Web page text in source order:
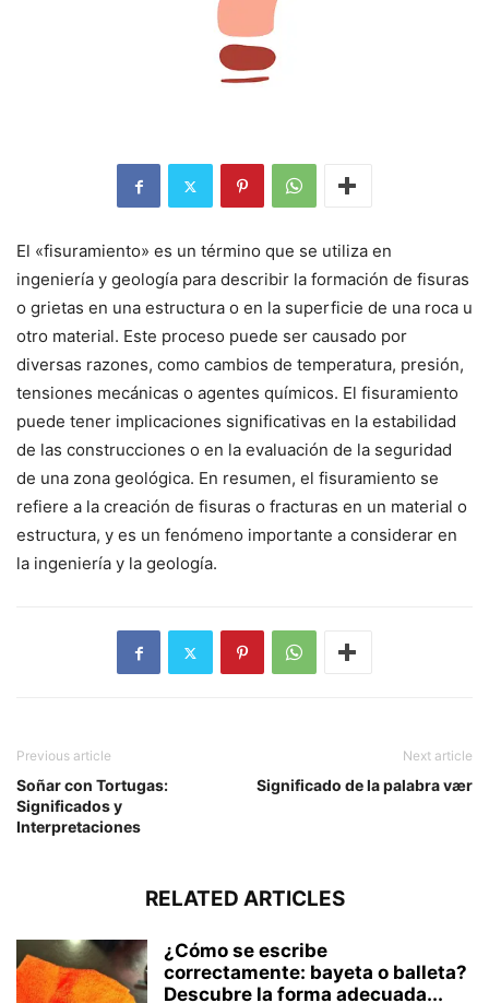
El «fisuramiento» es un término que se utiliza en
ingeniería y geología para describir la formación de fisuras
o grietas en una estructura o en la superficie de una roca u
otro material. Este proceso puede ser causado por
diversas razones, como cambios de temperatura, presión,
tensiones mecánicas o agentes químicos. El fisuramiento
puede tener implicaciones significativas en la estabilidad
de las construcciones o en la evaluación de la seguridad
de una zona geológica. En resumen, el fisuramiento se
refiere a la creación de fisuras o fracturas en un material o
estructura, y es un fenómeno importante a considerar en
la ingeniería y la geología.
Previous article
Soñar con Tortugas:
Significados y
Interpretaciones
Next article
Significado de la palabra vær
RELATED ARTICLES
¿Cómo se escribe
correctamente: bayeta o balleta?
Descubre la forma adecuada...